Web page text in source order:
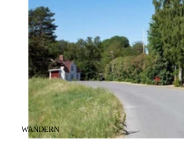
KATEGORIE:
WANDERN